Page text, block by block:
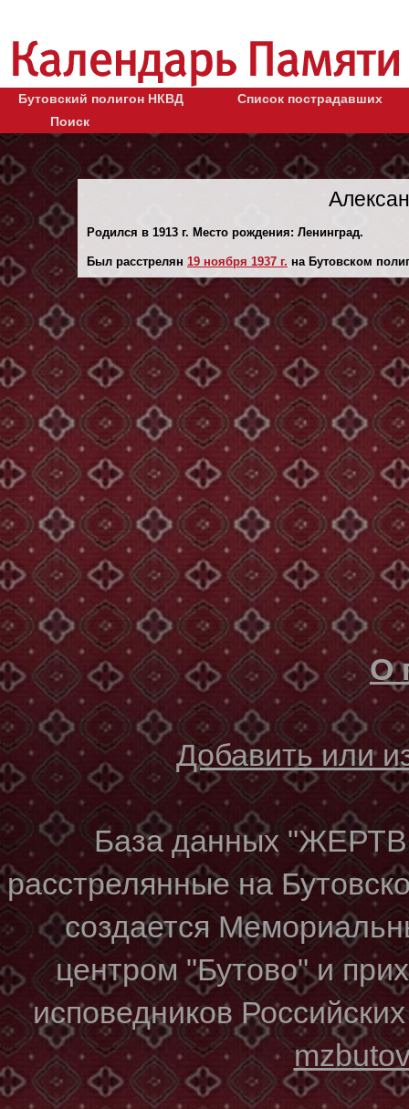
Бутовский полигон НКВД
Список пострадавших
Поиск
Родился в 1913 г. Место рождения: Ленинград.
Был расстрелян 19 ноября 1937 г. на Бутовском
О
Добавить или
База данных
расстрелянные на
создается
центром "Бутово" и
исповедников